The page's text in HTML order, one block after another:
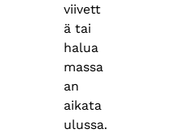
viivett
ä tai
halua
massa
an
aikata
ulussa.